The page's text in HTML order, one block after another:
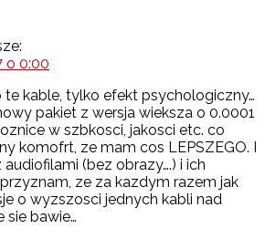
o 0:00
te kable, tylko efekt psychologiczny…
pakiet z wersja wieksza o 0.0001
w szbkosci, jakosci etc. co
komofrt, ze mam cos LEPSZEGO. I
(bez obrazy….) i ich
ze za kazdym razem jak
o wyzszosci jednych kabli nad
sie bawie…